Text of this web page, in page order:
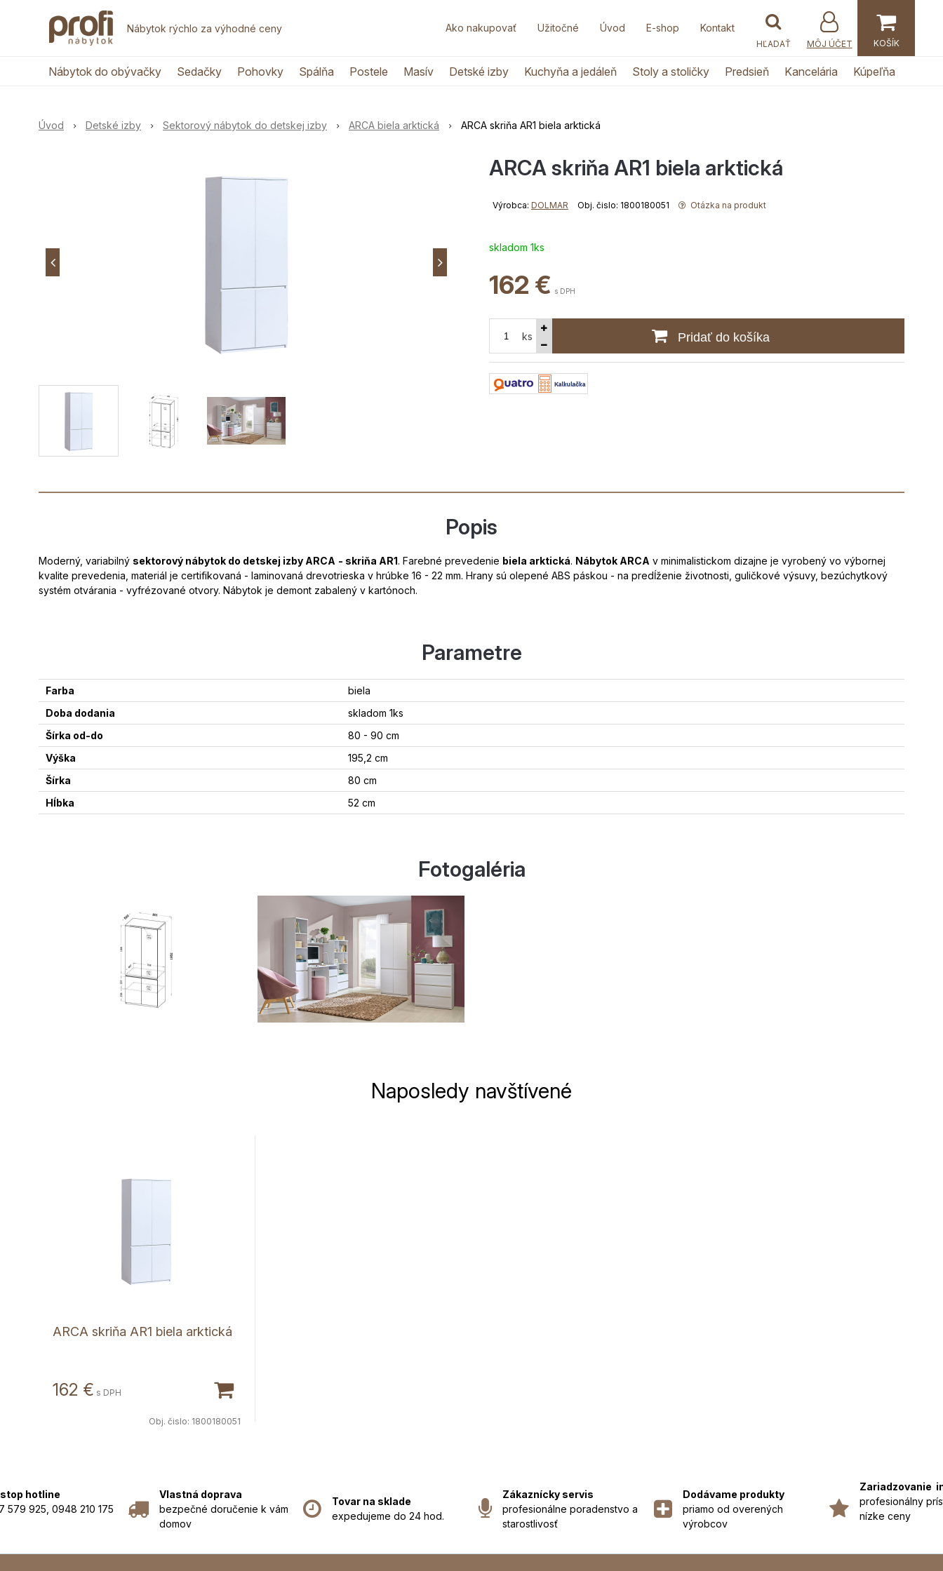
Nábytok rýchlo za výhodné ceny Ako nakupovať Užitočné Úvod E-shop Kontakt
MÔJ ÚČET
Nábytok do obývačky Sedačky Pohovky Spálňa Postele Masív Detské izby Kuchyňa a jedáleň Stoly a stoličky Predsieň Kancelária Kúpeľňa
Úvod Detské izby Sektorový nábytok do detskej izby ARCA biela arktická ARCA skriňa AR1 biela arktická
ARCA skriňa AR1 biela arktická
Výrobca: DOLMAR Obj. čislo: 1800180051 Otázka na produkt
skladom 1ks
162 € s DPH
ks Pridať do košíka
Popis
Moderný, variabilný sektorový nábytok do detskej izby ARCA - skriňa AR1. Farebné prevedenie biela arktická. Nábytok ARCA v minimalistickom dizajne je vyrobený vo výbornej
kvalite prevedenia, materiál je certifikovaná - laminovaná drevotrieska v hrúbke 16 - 22 mm. Hrany sú olepené ABS páskou - na predĺženie životnosti, guličkové výsuvy, bezúchytkový
systém otvárania - vyfrézované otvory. Nábytok je demont zabalený v kartónoch.
Parametre
Farba
biela
Doba dodania
skladom 1ks
Šírka od-do
80 - 90 cm
Výška
195,2 cm
Šírka
80 cm
Hĺbka
52 cm
Fotogaléria
Naposledy navštívené
ARCA skriňa AR1 biela arktická
162 € s DPH
Obj. čislo: 1800180051
hotline
579 925, 0948 210 175
Vlastná doprava
bezpečné doručenie k vám
domov
Tovar na sklade
expedujeme do 24 hod.
Zákaznícky servis
profesionálne poradenstvo a
starostlivosť
Dodávame produkty
priamo od overených
výrobcov
Zariadzovanie
profesionálny
nízke ceny